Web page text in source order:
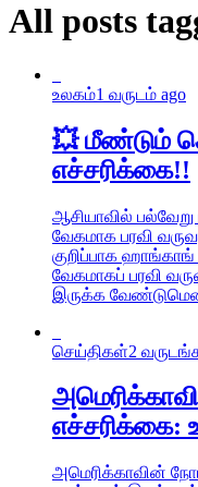
All posts
உலகம்1 வருடம் ago
💥 மீண்டும்
எச்சரிக்கை!!
ஆசியாவில்
வேகமாக பரவி
குறிப்பாக
வேகமாகப் பரவி
இருக்க வேண்டுமென
செய்திகள்2
அமெரிக்காவின் நோய்